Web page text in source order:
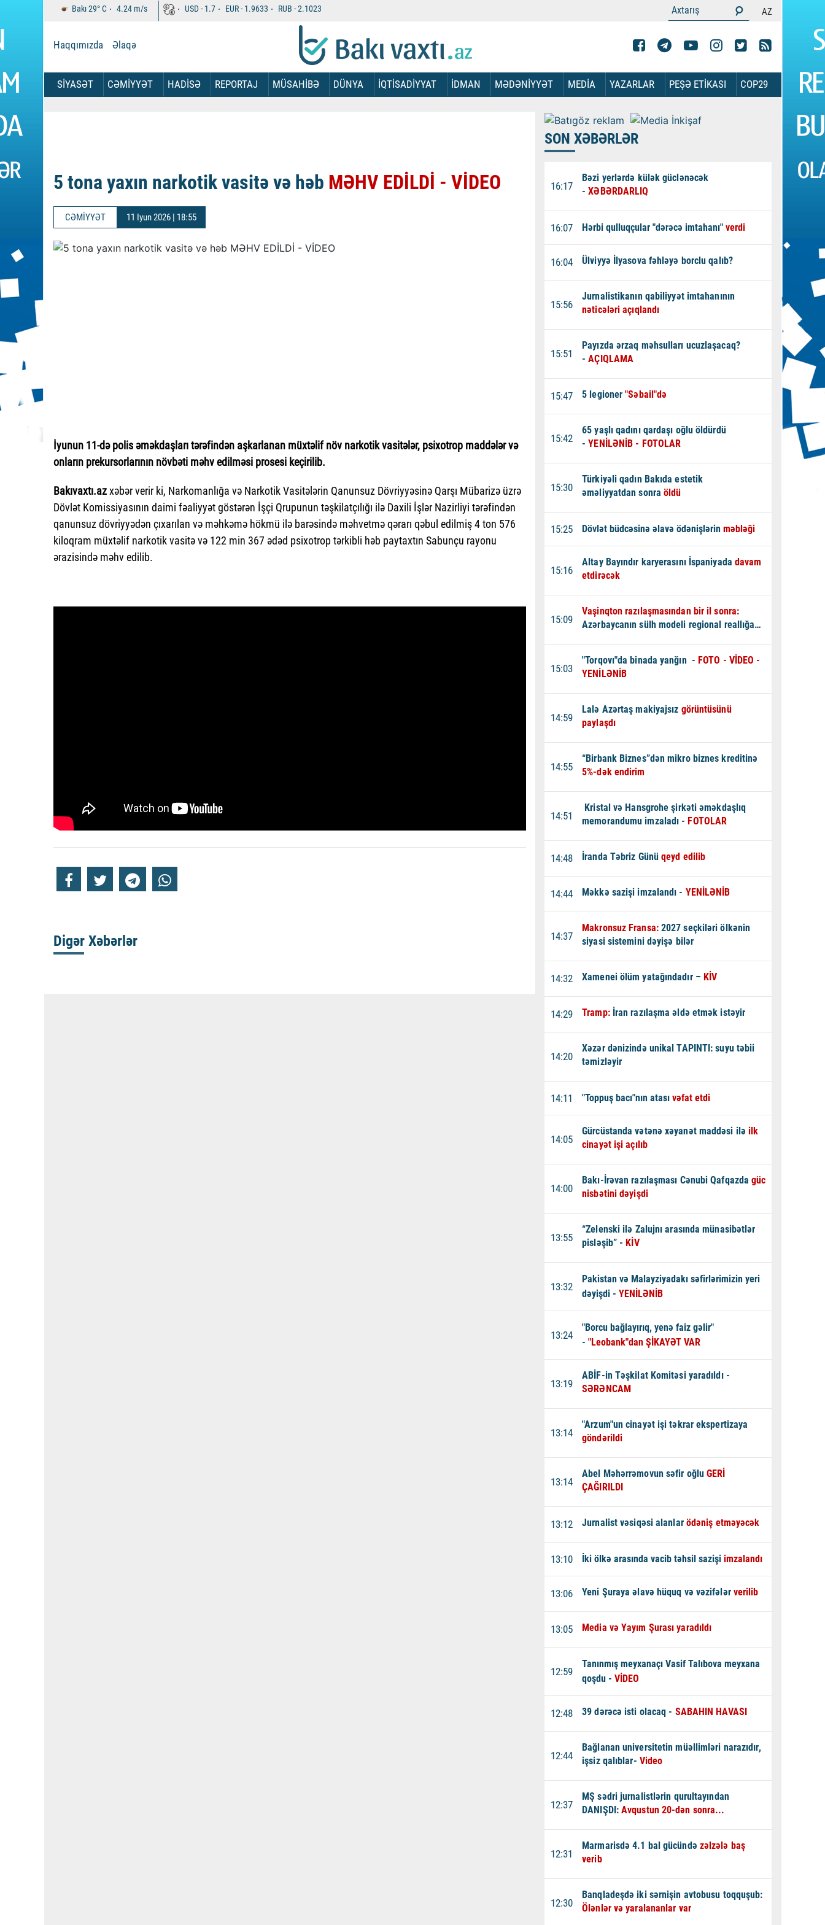
Bakı29°C 4.24m/s USD -1.7 EUR -1.9633 RUB -2.1023 AZ
Haqqımızda Əlaqə
SİYASƏT CƏMİYYƏT HADİSƏ REPORTAJ MÜSAHİBƏ DÜNYA İQTİSADİYYAT İDMAN MƏDƏNİYYƏT MEDİA YAZARLAR PEŞƏ ETİKASI COP29
5 tona yaxın narkotik vasitə və həb MƏHV EDİLDİ - VİDEO
CƏMİYYƏT 11 Iyun 2026 | 18:55
İyunun 11-də polis əməkdaşları tərəfindən aşkarlanan müxtəlif növ narkotik vasitələr, psixotrop maddələr və
onların prekursorlarının növbəti məhv edilməsi prosesi keçirilib.
Bakıvaxtı.azxəbər verir ki, Narkomanlığa və Narkotik Vasitələrin Qanunsuz Dövriyyəsinə Qarşı Mübarizə üzrə
Dövlət Komissiyasının daimi fəaliyyət göstərən İşçi Qrupunun təşkilatçılığı ilə Daxili İşlər Nazirliyi tərəfindən
qanunsuz dövriyyədən çıxarılan və məhkəmə hökmü ilə barəsində məhvetmə qərarı qəbul edilmiş 4 ton 576
kiloqram müxtəlif narkotik vasitə və 122 min 367 ədəd psixotrop tərkibli həb paytaxtın Sabunçu rayonu
ərazisində məhv edilib.
Digər Xəbərlər
SON XƏBƏRLƏR
16:17
Bəzi yerlərdə külək güclənəcək
-XƏBƏRDARLIQ
16:07 Hərbi qulluqçular "dərəcə imtahanı"verdi
16:04 Ülviyyə İlyasova fəhləyə borclu qalıb?
15:56
Jurnalistikanın qabiliyyət imtahanının
nəticələri açıqlandı
15:51
Payızda ərzaq məhsulları ucuzlaşacaq?
-AÇIQLAMA
15:47 5 legioner"Səbail"də
15:42
65 yaşlı qadını qardaşı oğlu öldürdü
-YENİLƏNİB - FOTOLAR
15:30
Türkiyəli qadın Bakıda estetik
əməliyyatdan sonraöldü
15:25 Dövlət büdcəsinə əlavə ödənişlərinməbləği
15:16
Altay Bayındır karyerasını İspaniyada davam
etdirəcək
15:09
Vaşinqton razılaşmasından bir il sonra:
Azərbaycanın sülh modeli regional reallığa
15:03
"Torqovı"da binada yanğın - FOTO - VİDEO -
YENİLƏNİB
14:59
Lalə Azərtaş makiyajsız görüntüsünü
paylaşdı
14:55
“Birbank Biznes”dən mikro biznes kreditinə
5%-dək endirim
14:51
Kristal və Hansgrohe şirkəti əməkdaşlıq
memorandumu imzaladı - FOTOLAR
14:48 İranda Təbriz Günüqeyd edilib
14:44 Məkkə sazişi imzalandı - YENİLƏNİB
14:37
Makronsuz Fransa: 2027 seçkiləri ölkənin
siyasi sistemini dəyişə bilər
14:32 Xamenei ölüm yatağındadır – KİV
14:29 Tramp: İran razılaşma əldə etmək istəyir
14:20
Xəzər dənizində unikal TAPINTI: suyu təbii
təmizləyir
14:11 "Toppuş bacı"nın atasıvəfat etdi
14:05
Gürcüstanda vətənə xəyanət maddəsi iləilk
cinayət işi açılıb
14:00
Bakı-İrəvan razılaşması Cənubi Qafqazdagüc
nisbətini dəyişdi
13:55
“Zelenski ilə Zalujnı arasında münasibətlər
pisləşib” - KİV
13:32
Pakistan və Malayziyadakı səfirlərimizin yeri
dəyişdi -YENİLƏNİB
13:24
"Borcu bağlayırıq, yenə faiz gəlir"
- "Leobank"dan ŞİKAYƏT VAR
13:19
ABİF-in Təşkilat Komitəsi yaradıldı -
SƏRƏNCAM
13:14
"Arzum"un cinayət işi təkrar ekspertizaya
göndərildi
13:14
Abel Məhərrəmovun səfir oğluGERİ
ÇAĞIRILDI
13:12 Jurnalist vəsiqəsi alanlar ödəniş etməyəcək
13:10 İki ölkə arasında vacib təhsil sazişiimzalandı
13:06 Yeni Şuraya əlavə hüquq və vəzifələrverilib
13:05 Media və Yayım Şurası yaradıldı
12:59
Tanınmış meyxanaçı Vasif Talıbova meyxana
qoşdu -VİDEO
12:48 39 dərəcə isti olacaq - SABAHIN HAVASI
12:44
Bağlanan universitetin müəllimləri narazıdır,
işsiz qalıblar- Video
12:37
MŞ sədri jurnalistlərin qurultayından
DANIŞDI:Avqustun 20-dən sonra...
12:31
Marmarisdə 4.1 bal gücündə zəlzələ baş
verib
12:30
Banqladeşdə iki sərnişin avtobusu toqquşub:
Ölənlər və yaralananlar var